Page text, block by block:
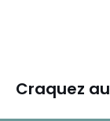
Craquez